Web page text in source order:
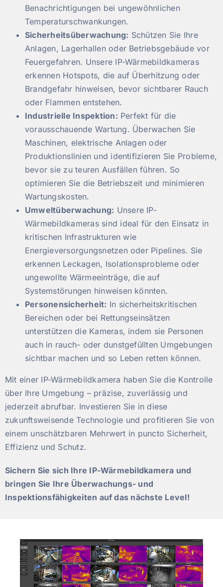
Benachrichtigungen bei ungewöhnlichen
Temperaturschwankungen.
Sicherheitsüberwachung: Schützen Sie Ihre
Anlagen, Lagerhallen oder Betriebsgebäude vor
Feuergefahren. Unsere IP-Wärmebildkameras
erkennen Hotspots, die auf Überhitzung oder
Brandgefahr hinweisen, bevor sichtbarer Rauch
oder Flammen entstehen.
Industrielle Inspektion: Perfekt für die
vorausschauende Wartung. Überwachen Sie
Maschinen, elektrische Anlagen oder
Produktionslinien und identifizieren Sie Probleme,
bevor sie zu teuren Ausfällen führen. So
optimieren Sie die Betriebszeit und minimieren
Wartungskosten.
Umweltüberwachung: Unsere IP-
Wärmebildkameras sind ideal für den Einsatz in
kritischen Infrastrukturen wie
Energieversorgungsnetzen oder Pipelines. Sie
erkennen Leckagen, Isolationsprobleme oder
ungewollte Wärmeeinträge, die auf
Systemstörungen hinweisen könnten.
Personensicherheit: In sicherheitskritischen
Bereichen oder bei Rettungseinsätzen
unterstützen die Kameras, indem sie Personen
auch in rauch- oder dunstgefüllten Umgebungen
sichtbar machen und so Leben retten können.
Mit einer IP-Wärmebildkamera haben Sie die Kontrolle
über Ihre Umgebung – präzise, zuverlässig und
jederzeit abrufbar. Investieren Sie in diese
zukunftsweisende Technologie und profitieren Sie von
einem unschätzbaren Mehrwert in puncto Sicherheit,
Effizienz und Schutz.
Sichern Sie sich Ihre IP-Wärmebildkamera und
bringen Sie Ihre Überwachungs- und
Inspektionsfähigkeiten auf das nächste Level!